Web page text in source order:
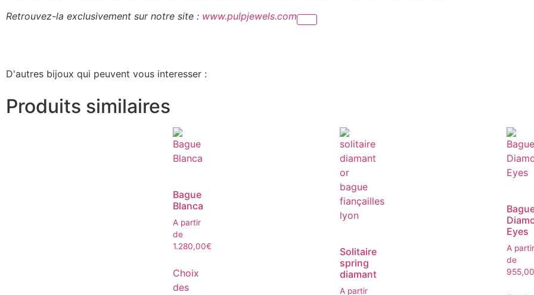
Retrouvez-la exclusivement sur notre site : www.pulpjewels.com
D'autres bijoux qui peuvent vous interesser :
Produits similaires
Bague
Blanca
A partir
de
1.280,00€
Choix
des
Solitaire
spring
diamant
A partir
Eyes
A partir
de
955,00